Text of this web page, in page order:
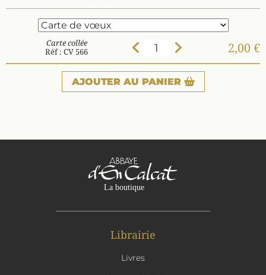
Carte collée
Réf : CV 566
2,00 €
AJOUTER AU PANIER
Librairie
Livres